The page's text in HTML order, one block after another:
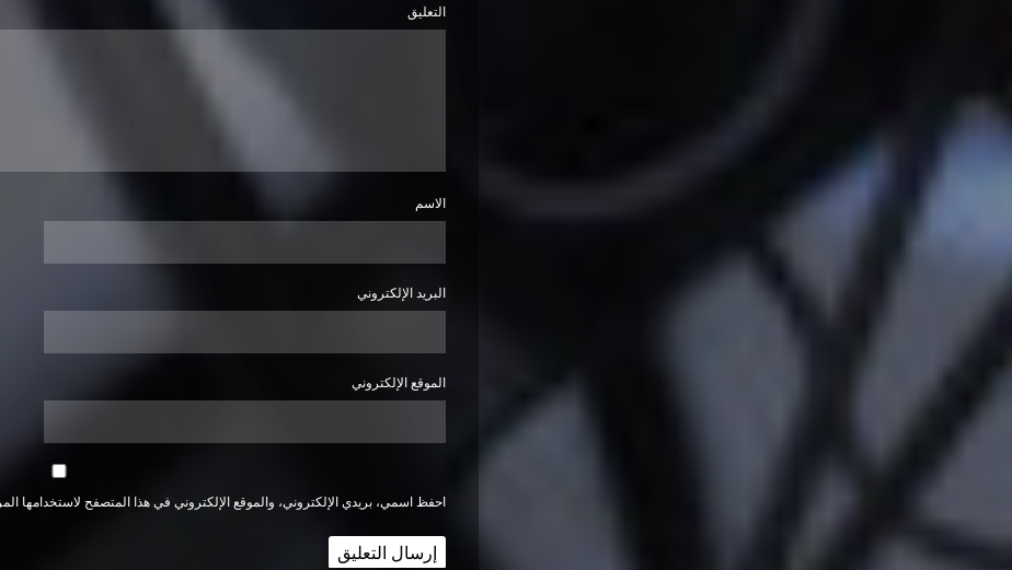
التعليق
الاسم
البريد الإلكتروني
الموقع الإلكتروني
احفظ اسمي، بريدي الإلكتروني، والموقع الإلكتروني في هذا المتصفح لاستخدامها